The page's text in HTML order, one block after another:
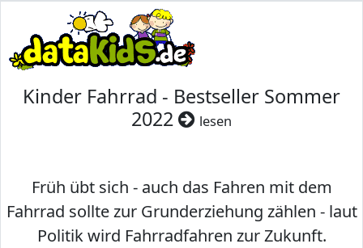
Kinder Fahrrad - Bestseller Sommer
2022
lesen
Früh übt sich - auch das Fahren mit dem
Fahrrad sollte zur Grunderziehung zählen - laut
Politik wird Fahrradfahren zur Zukunft.